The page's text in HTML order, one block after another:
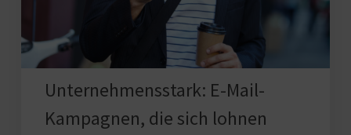
Unternehmensstark: E-Mail-
Kampagnen, die sich lohnen